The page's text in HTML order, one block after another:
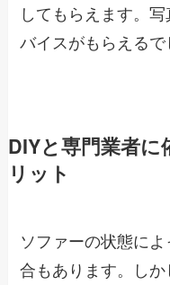
してもらえます。
バイスがもらえるで
DIYと専門業者
リット
ソファーの状態に
合もあります。し